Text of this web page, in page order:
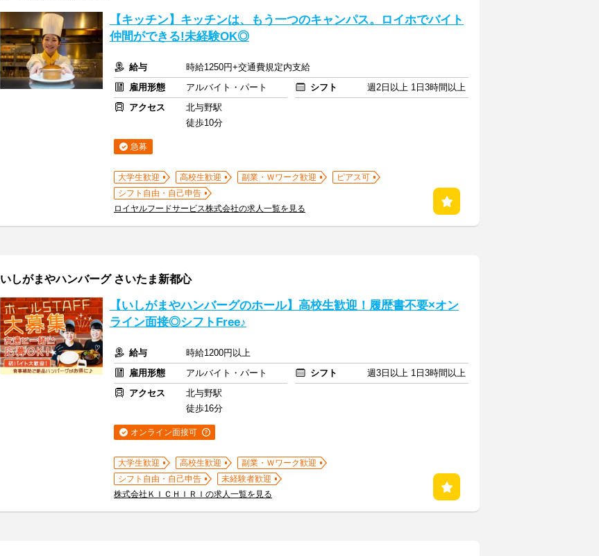
【キッチン】キッチンは、もう一つのキャンパス。ロイホでバイト
仲間ができる!未経験OK◎
給与
時給1250円+交通費規定内支給
雇用形態
アルバイト・パート シフト
週2日以上 1日3時間以上
アクセス
北与野駅
徒歩10分
急募
大学生歓迎 高校生歓迎 副業・Ｗワーク歓迎
ピアス可
シフト自由・自己申告
ロイヤルフードサービス株式会社の求人一覧を見る
いしがまやハンバーグ さいたま新都心
【いしがまやハンバーグのホール】高校生歓迎！履歴書不要×オン
ライン面接◎シフトFree♪
給与
時給1200円以上
雇用形態
アルバイト・パート シフト
週3日以上 1日3時間以上
アクセス
北与野駅
徒歩16分
オンライン面接可
大学生歓迎 高校生歓迎
副業・Ｗワーク歓迎
シフト自由・自己申告
未経験者歓迎
株式会社ＫＩＣＨＩＲＩの求人一覧を見る